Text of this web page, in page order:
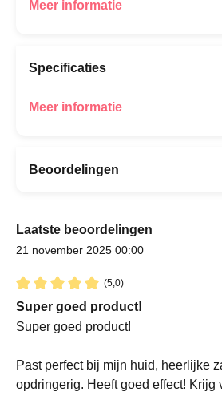
Meer informatie
Specificaties
Meer informatie
Beoordelingen
Laatste beoordelingen
21 november 2025 00:00
(5,0)
Recensie met een waardering van 5
Super goed product!
Super goed product!
Past perfect bij mijn huid, heerlijke
opdringerig. Heeft goed effect! Krijg